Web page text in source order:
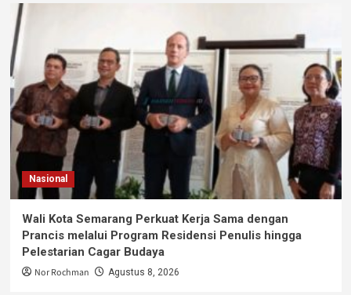
Nasional
Wali Kota Semarang Perkuat Kerja Sama dengan
Prancis melalui Program Residensi Penulis hingga
Pelestarian Cagar Budaya
Nor Rochman Agustus 8, 2026